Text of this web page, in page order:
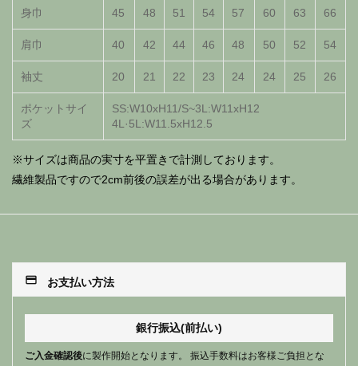
身巾 45 48 51 54 57 60 63 66
肩巾 40 42 44 46 48 50 52 54
袖丈 20 21 22 23 24 24 25 26
ポケットサイ
ズ
SS:W10хH11/S~3L:W11хH12
4L·5L:W11.5хH12.5
※サイズは商品の実寸を平置きで計測しております。
繊維製品ですので2cm前後の誤差が出る場合があります。
payment お支払い方法
銀行振込(前払い)
ご入金確認後に製作開始となります。 振込手数料はお客様ご負担とな